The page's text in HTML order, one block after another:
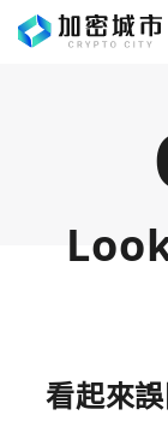
看起來